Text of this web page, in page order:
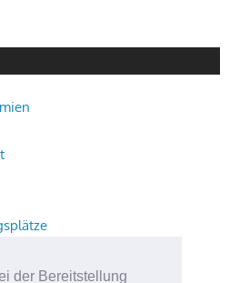
der Bereitstellung